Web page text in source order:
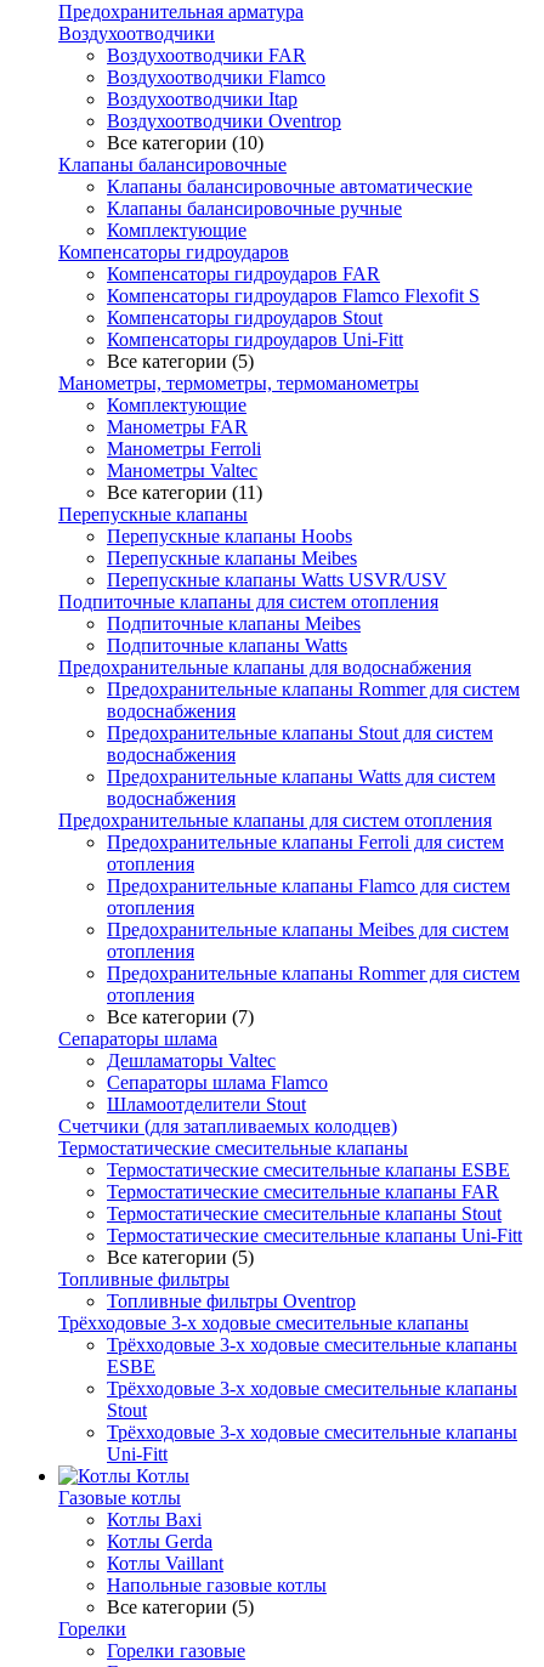
Предохранительная арматура
Воздухоотводчики
Воздухоотводчики FAR
Воздухоотводчики Flamco
Воздухоотводчики Itap
Воздухоотводчики Oventrop
Все категории (10)
Клапаны балансировочные
Клапаны балансировочные автоматические
Клапаны балансировочные ручные
Комплектующие
Компенсаторы гидроударов
Компенсаторы гидроударов FAR
Компенсаторы гидроударов Flamco Flexofit S
Компенсаторы гидроударов Stout
Компенсаторы гидроударов Uni-Fitt
Все категории (5)
Манометры, термометры, термоманометры
Комплектующие
Манометры FAR
Манометры Ferroli
Манометры Valtec
Все категории (11)
Перепускные клапаны
Перепускные клапаны Hoobs
Перепускные клапаны Meibes
Перепускные клапаны Watts USVR/USV
Подпиточные клапаны для систем отопления
Подпиточные клапаны Meibes
Подпиточные клапаны Watts
Предохранительные клапаны для водоснабжения
Предохранительные клапаны Rommer для систем
водоснабжения
Предохранительные клапаны Stout для систем
водоснабжения
Предохранительные клапаны Watts для систем
водоснабжения
Предохранительные клапаны для систем отопления
Предохранительные клапаны Ferroli для систем
отопления
Предохранительные клапаны Flamco для систем
отопления
Предохранительные клапаны Meibes для систем
отопления
Предохранительные клапаны Rommer для систем
отопления
Все категории (7)
Сепараторы шлама
Дешламаторы Valtec
Сепараторы шлама Flamco
Шламоотделители Stout
Счетчики (для затапливаемых колодцев)
Термостатические смесительные клапаны
Термостатические смесительные клапаны ESBE
Термостатические смесительные клапаны FAR
Термостатические смесительные клапаны Stout
Термостатические смесительные клапаны Uni-Fitt
Все категории (5)
Топливные фильтры
Топливные фильтры Oventrop
Трёхходовые 3-х ходовые смесительные клапаны
Трёхходовые 3-х ходовые смесительные клапаны
ESBE
Трёхходовые 3-х ходовые смесительные клапаны
Stout
Трёхходовые 3-х ходовые смесительные клапаны
Uni-Fitt
Котлы
Газовые котлы
Котлы Baxi
Котлы Gerda
Котлы Vaillant
Напольные газовые котлы
Все категории (5)
Горелки
Горелки газовые